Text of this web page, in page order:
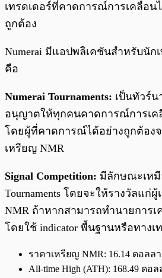
เทรดเดอร์ที่คาดการณ์การเคลื่อน
ถูกต้อง
Numerai มีแอปพลิเคชันสำหรับนัก
คือ
Numerai Tournaments: เป็นทัวร์
อนุญาตให้ทุกคนคาดการณ์การเค
โดยผู้ที่คาดการณ์ได้อย่างถูกต้องจ
เหรียญ NMR
Signal Competition: มีลักษณะเหมื
Tournaments โดยจะให้รางวัลแก่
NMR ถ้าหากสามารถทำนายการ
โดยใช้ indicator พื้นฐานหรือทางเ
ราคาเหรียญ NMR: 16.14 ดอลล
All-time High (ATH): 168.49 ดอล